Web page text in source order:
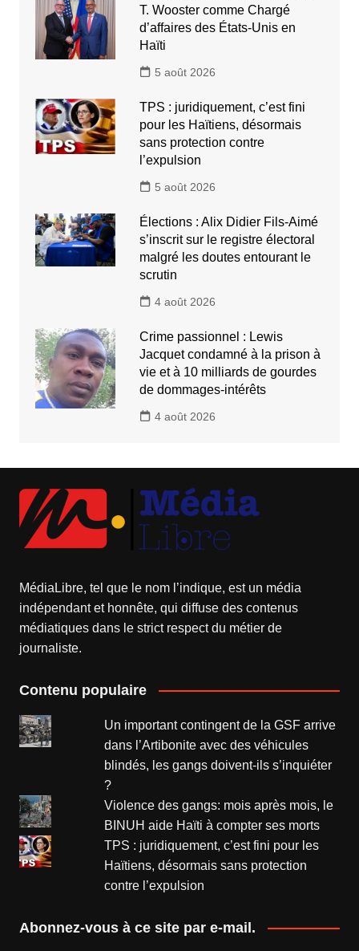
T. Wooster comme Chargé
d’affaires des États-Unis en
Haïti
5 août 2026
TPS : juridiquement, c’est fini
pour les Haïtiens, désormais
sans protection contre
l’expulsion
5 août 2026
Élections : Alix Didier Fils-Aimé
s’inscrit sur le registre électoral
malgré les doutes entourant le
scrutin
4 août 2026
Crime passionnel : Lewis
Jacquet condamné à la prison à
vie et à 10 milliards de gourdes
de dommages-intérêts
4 août 2026
MédiaLibre, tel que le nom l’indique, est un média
indépendant et honnête, qui diffuse des contenus
médiatiques dans le strict respect du métier de
journaliste.
Contenu populaire
Un important contingent de la GSF arrive
dans l’Artibonite avec des véhicules
blindés, les gangs doivent-ils s’inquiéter
?
Violence des gangs: mois après mois, le
BINUH aide Haïti à compter ses morts
TPS : juridiquement, c’est fini pour les
Haïtiens, désormais sans protection
contre l’expulsion
Abonnez-vous à ce site par e-mail.